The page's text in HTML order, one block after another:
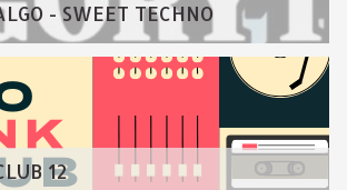
- SWEET TECHNO
12